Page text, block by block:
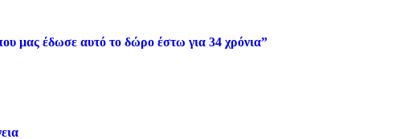
μας έδωσε αυτό το δώρο έστω για 34 χρόνια”